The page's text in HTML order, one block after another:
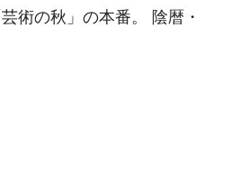
術の秋」の本番。 陰暦・